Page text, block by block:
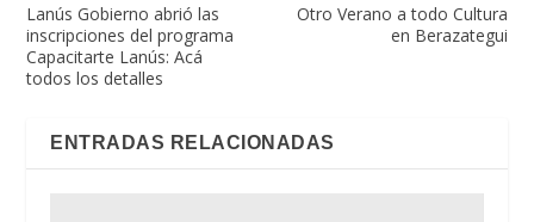
Lanús Gobierno abrió las
inscripciones del programa
Capacitarte Lanús: Acá
todos los detalles
Otro Verano a todo Cultura
en Berazategui
ENTRADAS RELACIONADAS